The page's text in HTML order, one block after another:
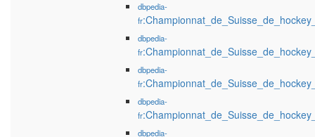
dbpedia-
fr
dbpedia-
fr
dbpedia-
fr
dbpedia-
fr
dbpedia-